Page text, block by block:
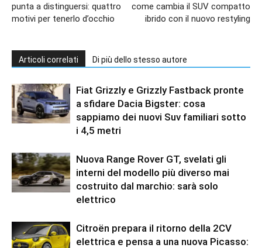
punta a distinguersi: quattro
motivi per tenerlo d’occhio
come cambia il SUV compatto
ibrido con il nuovo restyling
Articoli correlati Di più dello stesso autore
Fiat Grizzly e Grizzly Fastback pronte
a sfidare Dacia Bigster: cosa
sappiamo dei nuovi Suv familiari sotto
i 4,5 metri
Nuova Range Rover GT, svelati gli
interni del modello più diverso mai
costruito dal marchio: sarà solo
elettrico
Citroën prepara il ritorno della 2CV
elettrica e pensa a una nuova Picasso: